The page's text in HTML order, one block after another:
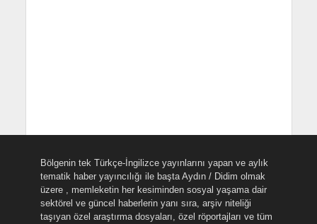
Bölgenin tek Türkçe-İngilizce yayınlarını yapan ve aylık
tematik haber yayıncılığı ile başta Aydın / Didim olmak
üzere , memleketin her kesiminden sosyal yaşama dair
sektörel ve güncel haberlerin yanı sıra, arşiv niteliği
taşıyan özel araştırma dosyaları, özel röportajları ve tüm